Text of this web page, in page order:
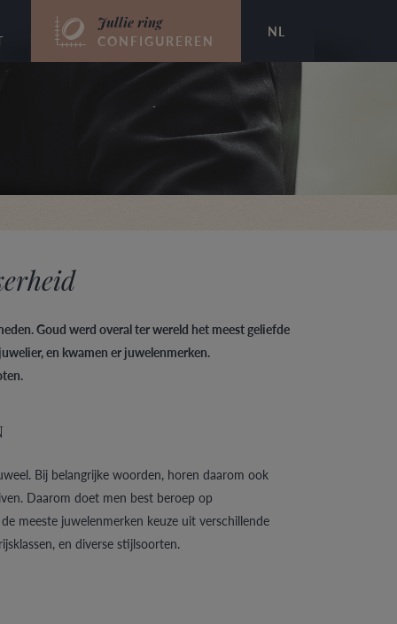
NL
Jullie ring
CONFIGUREREN
Goud werd overal ter wereld het meest geliefde
en kwamen er juwelenmerken.
Bij belangrijke woorden, horen daarom ook
Daarom doet men best beroep op
meeste juwelenmerken keuze uit verschillende
en diverse stijlsoorten.